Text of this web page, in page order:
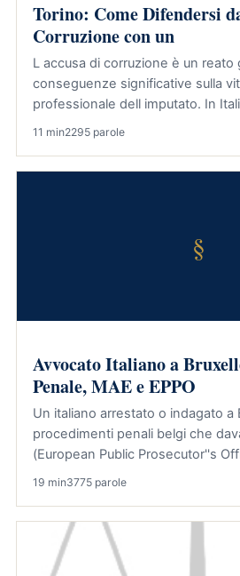
Torino: Come Difendersi
Corruzione con un
L accusa di corruzione è un
conseguenze significative sulla
professionale dell imputato. In
11 min2295 parole
§
Avvocato Italiano a
Penale, MAE e EPPO
Un italiano arrestato o indagato
procedimenti penali belgi che
(European Public Prosecutor''s
19 min3775 parole